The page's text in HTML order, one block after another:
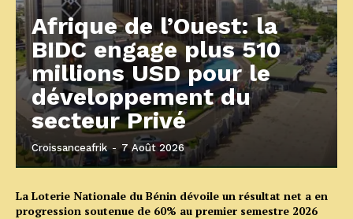
Afrique de l’Ouest: la
BIDC engage plus 510
millions USD pour le
développement du
secteur Privé
Croissanceafrik - 7 Août 2026
La Loterie Nationale du Bénin dévoile un résultat net a en
progression soutenue de 60% au premier semestre 2026